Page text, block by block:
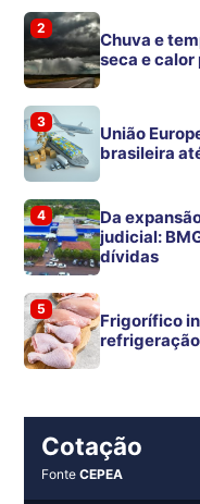
2
Chuva e
seca e
3
União
brasileira
4
Da
judicial:
dívidas
5
Frigorífico
refrigeração
Cotação
FonteCEPEA